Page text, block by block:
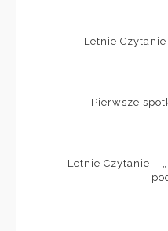
Letnie Czytanie
Pierwsze
Letnie Czytanie –